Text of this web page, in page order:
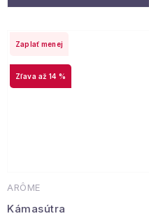
ARÔME
Kámasútra
až 14 %
Zaplať menej